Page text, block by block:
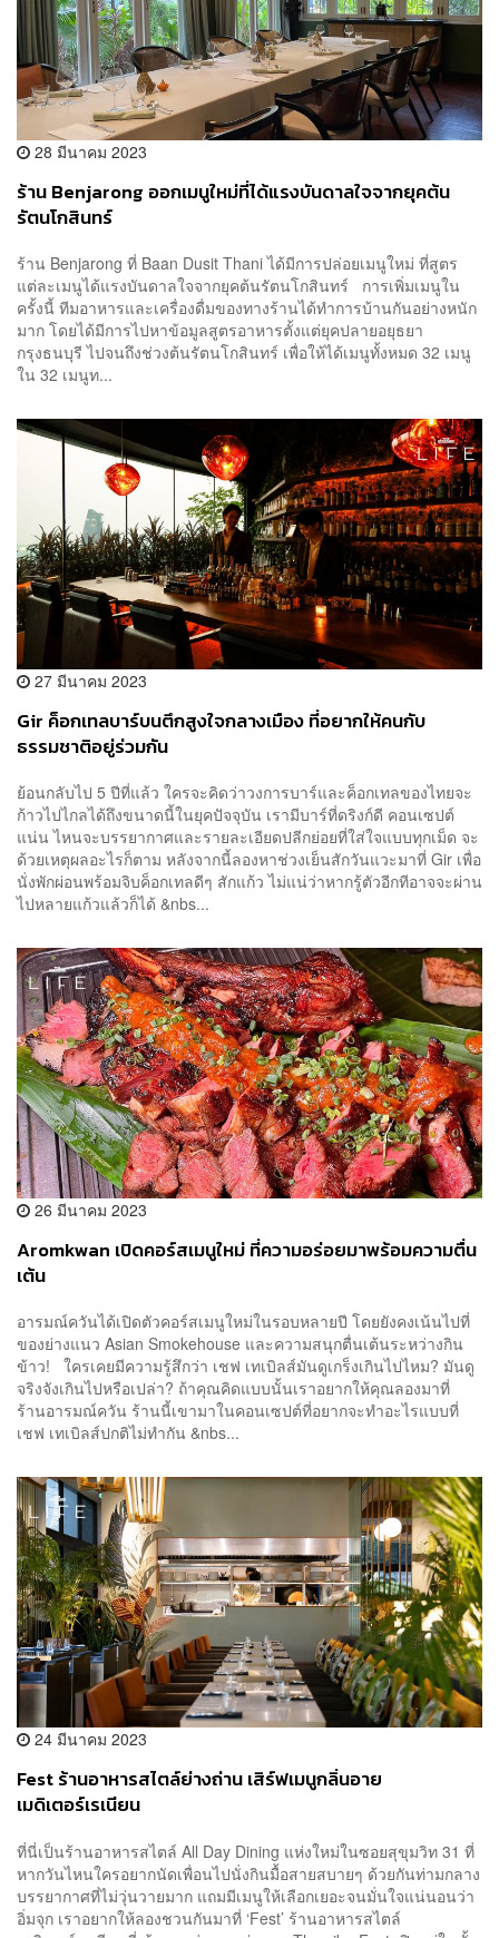
28 มีนาคม 2023
ร้าน Benjarong ออกเมนูใหม่ที่ได้แรงบันดาลใจจากยุคต้น
รัตนโกสินทร์
ร้าน Benjarong ที่ Baan Dusit Thani ได้มีการปล่อยเมนูใหม่ ที่สูตร
แต่ละเมนูได้แรงบันดาลใจจากยุคต้นรัตนโกสินทร์ การเพิ่มเมนูใน
ครั้งนี้ ทีมอาหารและเครื่องดื่มของทางร้านได้ทำการบ้านกันอย่างหนัก
มาก โดยได้มีการไปหาข้อมูลสูตรอาหารตั้งแต่ยุคปลายอยุธยา
กรุงธนบุรี ไปจนถึงช่วงต้นรัตนโกสินทร์ เพื่อให้ได้เมนูทั้งหมด 32 เมนู
ใน 32 เมนูท...
27 มีนาคม 2023
Gir ค็อกเทลบาร์บนตึกสูงใจกลางเมือง ที่อยากให้คนกับ
ธรรมชาติอยู่ร่วมกัน
ย้อนกลับไป 5 ปีที่แล้ว ใครจะคิดว่าวงการบาร์และค็อกเทลของไทยจะ
ก้าวไปไกลได้ถึงขนาดนี้ในยุคปัจจุบัน เรามีบาร์ที่ดริงก์ดี คอนเซปต์
แน่น ไหนจะบรรยากาศและรายละเอียดปลีกย่อยที่ใส่ใจแบบทุกเม็ด จะ
ด้วยเหตุผลอะไรก็ตาม หลังจากนี้ลองหาช่วงเย็นสักวันแวะมาที่ Gir เพื่อ
นั่งพักผ่อนพร้อมจิบค็อกเทลดีๆ สักแก้ว ไม่แน่ว่าหากรู้ตัวอีกทีอาจจะผ่าน
ไปหลายแก้วแล้วก็ได้ &nbs...
26 มีนาคม 2023
Aromkwan เปิดคอร์สเมนูใหม่ ที่ความอร่อยมาพร้อมความตื่น
เต้น
อารมณ์ควันได้เปิดตัวคอร์สเมนูใหม่ในรอบหลายปี โดยยังคงเน้นไปที่
ของย่างแนว Asian Smokehouse และความสนุกตื่นเต้นระหว่างกิน
ข้าว! ใครเคยมีความรู้สึกว่า เชฟ เทเบิลส์มันดูเกร็งเกินไปไหม? มันดู
จริงจังเกินไปหรือเปล่า? ถ้าคุณคิดแบบนั้นเราอยากให้คุณลองมาที่
ร้านอารมณ์ควัน ร้านนี้เขามาในคอนเซปต์ที่อยากจะทำอะไรแบบที่
เชฟ เทเบิลส์ปกติไม่ทำกัน &nbs...
24 มีนาคม 2023
Fest ร้านอาหารสไตล์ย่างถ่าน เสิร์ฟเมนูกลิ่นอาย
เมดิเตอร์เรเนียน
ที่นี่เป็นร้านอาหารสไตล์ All Day Dining แห่งใหม่ในซอยสุขุมวิท 31 ที่
หากวันไหนใครอยากนัดเพื่อนไปนั่งกินมื้อสายสบายๆ ด้วยกันท่ามกลาง
บรรยากาศที่ไม่วุ่นวายมาก แถมมีเมนูให้เลือกเยอะจนมั่นใจแน่นอนว่า
อิ่มจุก เราอยากให้ลองชวนกันมาที่ ‘Fest’ ร้านอาหารสไตล์